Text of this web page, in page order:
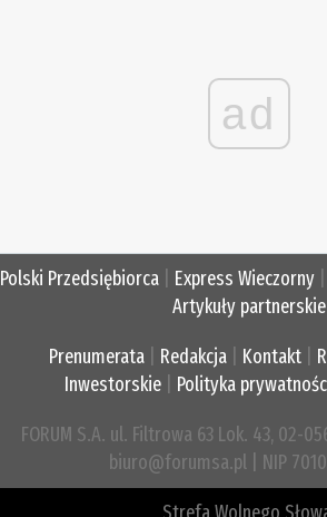
ad
Polski Przedsiębiorca Express Wieczorny
Artykuły partnerskie
Prenumerata Redakcja Kontakt
Inwestorskie| Polityka
FORUM S.A. ul. Filtrowa 63 Lok. 43, 02-
biuro@forumsa.pl | NIP